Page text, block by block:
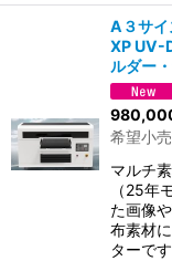
A３サイ
XP UV-
ルダー
希望小
マルチ
（25
た画像
布素材
ターで